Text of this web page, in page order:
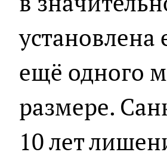
ещё одного
размере.
10 лет